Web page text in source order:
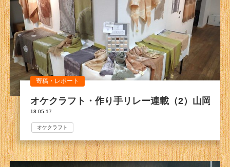
寄稿・レポート
オケクラフト・作り手リレー連載（2）山岡晴美
18.05.17
オケクラフト